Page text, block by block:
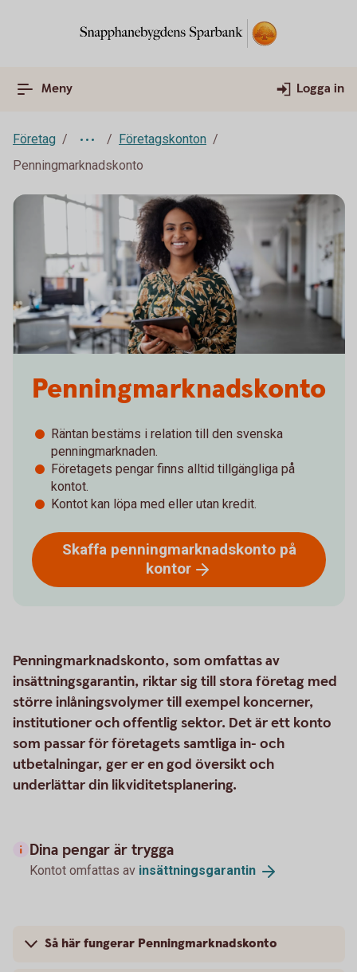
Meny Logga in
Företag
Företagskonton
Penningmarknadskonto
Penningmarknadskonto
Räntan bestäms i relation till den svenska
penningmarknaden.
Företagets pengar finns alltid tillgängliga på
kontot.
Kontot kan löpa med eller utan kredit.
Skaffa penningmarknadskonto på
kontor
Penningmarknadskonto, som omfattas av
insättningsgarantin, riktar sig till stora företag med
större inlåningsvolymer till exempel koncerner,
institutioner och offentlig sektor. Det är ett konto
som passar för företagets samtliga in- och
utbetalningar, ger er en god översikt och
underlättar din likviditetsplanering.
Dina pengar är trygga
Kontot omfattas av insättningsgarantin
Så här fungerar Penningmarknadskonto